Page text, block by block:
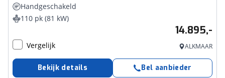
Handgeschakeld
110 pk (81 kW)
14.895,-
Vergelijk ALKMAAR
Bekijk details Bel aanbieder